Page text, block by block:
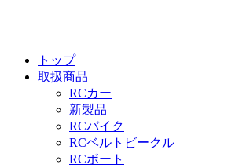
トップ
取扱商品
RCカー
新製品
RCバイク
RCベルトビークル
RCボート